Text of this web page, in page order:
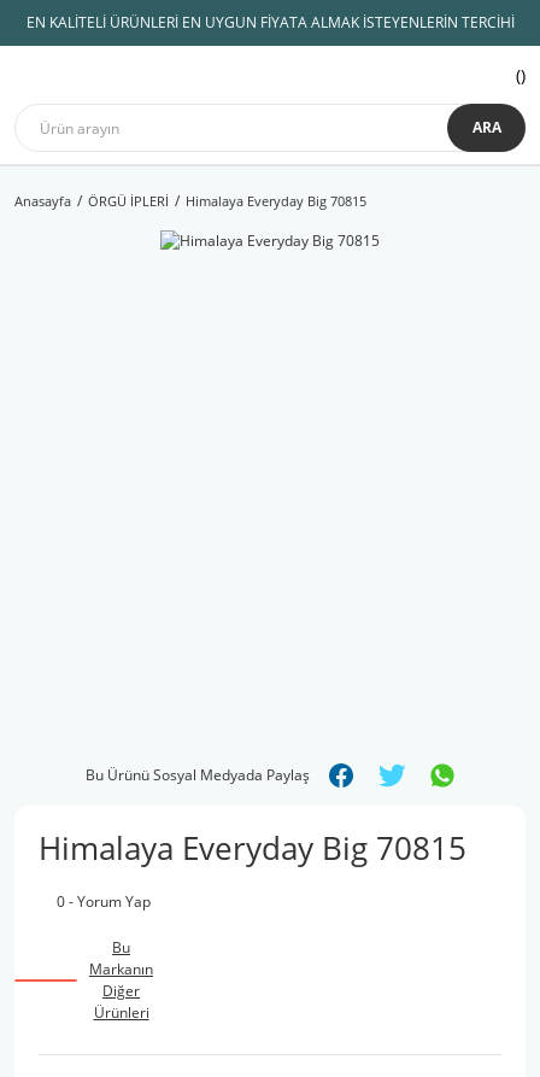
EN KALİTELİ ÜRÜNLERİ EN UYGUN FİYATA ALMAK İSTEYENLERİN TERCİHİ
ARA
Anasayfa ÖRGÜ İPLERİ Himalaya Everyday Big 70815
Bu Ürünü Sosyal Medyada Paylaş
Himalaya Everyday Big 70815
0 - Yorum Yap
Bu
Markanın
Diğer
Ürünleri